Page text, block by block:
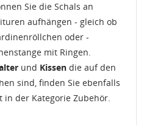
Sie die Schals an
aufhängen - gleich ob
oder -
mit Ringen.
und Kissen die auf den
sind, finden Sie ebenfalls
in der Kategorie Zubehör.